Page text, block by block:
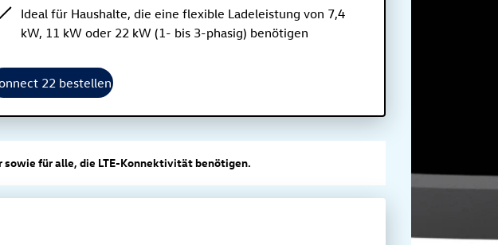
Ideal für Haushalte, die eine flexible Ladeleistung von 7,4
kW, 11 kW oder 22 kW (1- bis 3-phasig) benötigen
22 bestellen
für alle, die LTE-Konnektivität benötigen.